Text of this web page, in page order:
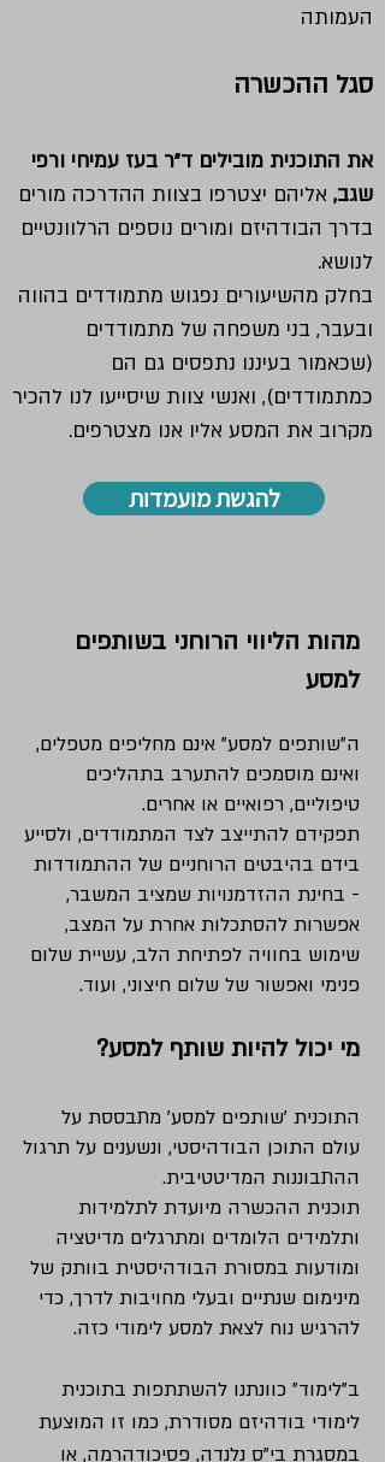
העמותה
סגל ההכשרה
את התוכנית מובילים ד"ר בעז עמיחי ורפי
שגב, אליהם יצטרפו בצוות ההדרכה מורים
בדרך הבודהיזם ומורים נוספים הרלוונטיים
לנושא.
בחלק מהשיעורים נפגוש מתמודדים בהווה
ובעבר, בני משפחה של מתמודדים
(שכאמור בעיננו נתפסים גם הם
כמתמודדים), ואנשי צוות שיסייעו לנו להכיר
מקרוב את המסע אליו אנו מצטרפים.
להגשת מועמדות
מהות הליווי הרוחני בשותפים
למסע
ה"שותפים למסע" אינם מחליפים מטפלים,
ואינם מוסמכים להתערב בתהליכים
טיפוליים, רפואיים או אחרים.
תפקידם להתייצב לצד המתמודדים, ולסייע
בידם בהיבטים הרוחניים של ההתמודדות
- בחינת ההזדמנויות שמציב המשבר,
אפשרות להסתכלות אחרת על המצב,
שימוש בחוויה לפתיחת הלב, עשיית שלום
פנימי ואפשור של שלום חיצוני, ועוד.​​​​
מי יכול להיות שותף למסע?
התוכנית 'שותפים למסע' מתבססת על
עולם התוכן הבודהיסטי, ונשענים על תרגול
ההתבוננות המדיטטיבית.
תוכנית ההכשרה מיועדת לתלמידות
ותלמידים הלומדים ומתרגלים מדיטציה
ומודעות במסורת הבודהיסטית בוותק של
מינימום שנתיים ובעלי מחויבות לדרך, כדי
להרגיש נוח לצאת למסע לימודי כזה.
ב"לימוד" כוונתנו להשתתפות בתוכנית
לימודי בודהיזם מסודרת, כמו זו המוצעת
במסגרת בי"ס נלנדה, פסיכודהרמה, או